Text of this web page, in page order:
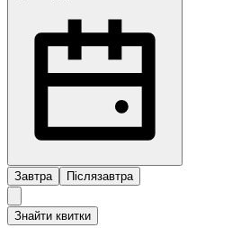
Завтра Післязавтра
Знайти квитки